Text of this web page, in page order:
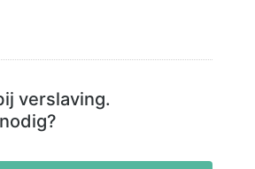
verslaving.